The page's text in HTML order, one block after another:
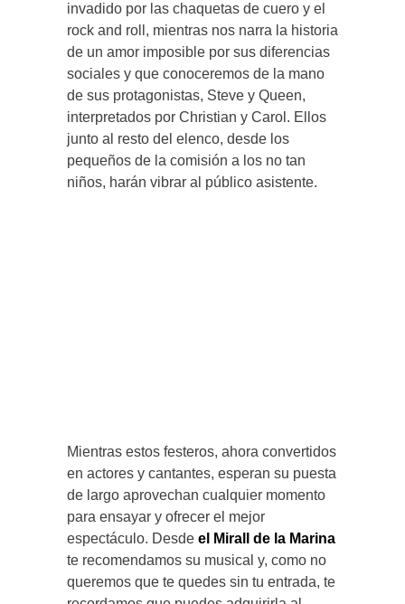
invadido por las chaquetas de cuero y el
rock and roll, mientras nos narra la historia
de un amor imposible por sus diferencias
sociales y que conoceremos de la mano
de sus protagonistas, Steve y Queen,
interpretados por Christian y Carol. Ellos
junto al resto del elenco, desde los
pequeños de la comisión a los no tan
niños, harán vibrar al público asistente.
Mientras estos festeros, ahora convertidos
en actores y cantantes, esperan su puesta
de largo aprovechan cualquier momento
para ensayar y ofrecer el mejor
espectáculo. Desde el Mirall de la Marina
te recomendamos su musical y, como no
queremos que te quedes sin tu entrada, te